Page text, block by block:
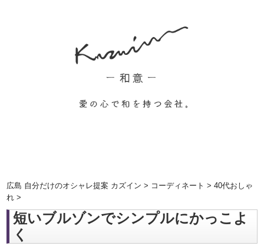
広島 自分だけのオシャレ提案 カズイン > コーディネート >40代おしゃ
れ >
短いブルゾンでシンプルにかっこよ
く